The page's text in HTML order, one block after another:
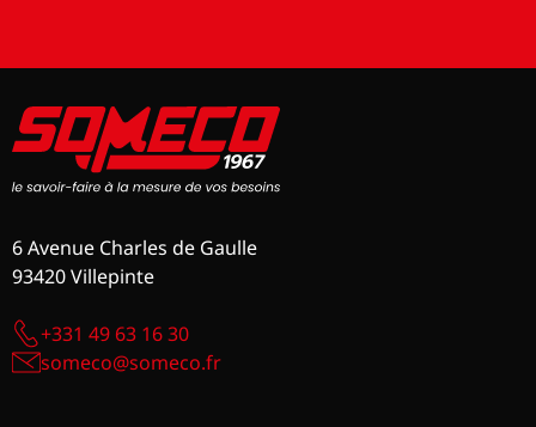
6 Avenue Charles de Gaulle
93420 Villepinte
+331 49 63 16 30
someco@someco.fr